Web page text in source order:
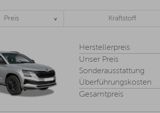
Preis Kraftstoff
Herstellerpreis
Unser Preis
Sonderausstattung
Überführungskosten
Gesamtpreis